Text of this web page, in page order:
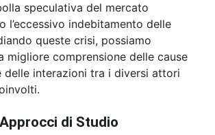
speculativa del mercato
l’eccessivo indebitamento delle
queste crisi, possiamo
migliore comprensione delle cause
delle interazioni tra i diversi attori
di Studio